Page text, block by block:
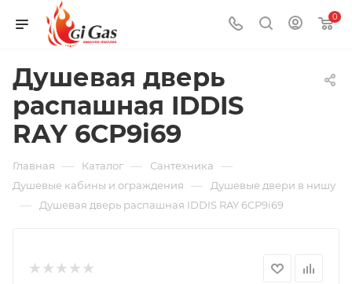
0
Душевая дверь
распашная IDDIS
RAY 6CP9i69
Главная — Каталог — Сантехника —
Душевые кабины и ограждения — Душевые двери в нишу
— Душевая дверь распашная IDDIS RAY 6CP9i69